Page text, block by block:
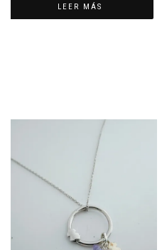
LEER MÁS